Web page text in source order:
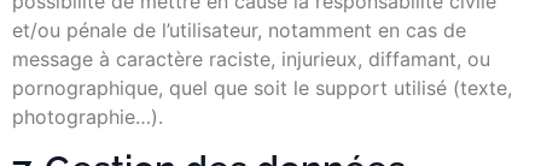
et/ou pénale de l’utilisateur, notamment en cas de
message à caractère raciste, injurieux, diffamant, ou
pornographique, quel que soit le support utilisé (texte,
photographie…).